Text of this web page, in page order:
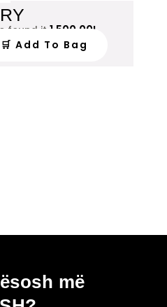
found it1,500.00L
🛒 Add To Bag
më